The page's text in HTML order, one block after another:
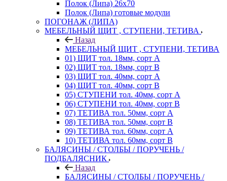
Полок (Липа) 26х70
Полок (Липа) готовые модули
ПОГОНАЖ (ЛИПА)
МЕБЕЛЬНЫЙ ЩИТ , СТУПЕНИ, ТЕТИВА
Назад
МЕБЕЛЬНЫЙ ЩИТ , СТУПЕНИ, ТЕТИВА
01) ЩИТ тол. 18мм, сорт А
02) ЩИТ тол. 18мм, сорт В
03) ЩИТ тол. 40мм, сорт А
04) ЩИТ тол. 40мм, сорт В
05) СТУПЕНИ тол. 40мм, сорт А
06) СТУПЕНИ тол. 40мм, сорт В
07) ТЕТИВА тол. 50мм, сорт А
08) ТЕТИВА тол. 50мм, сорт В
09) ТЕТИВА тол. 60мм, сорт А
10) ТЕТИВА тол. 60мм, сорт В
БАЛЯСИНЫ / СТОЛБЫ / ПОРУЧЕНЬ /
ПОДБАЛЯСНИК
Назад
БАЛЯСИНЫ / СТОЛБЫ / ПОРУЧЕНЬ /